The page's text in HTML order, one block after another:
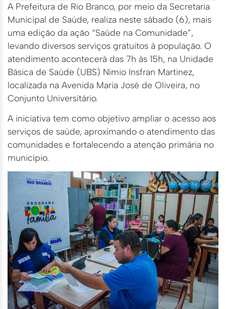
A Prefeitura de Rio Branco, por meio da Secretaria
Municipal de Saúde, realiza neste sábado (6), mais
uma edição da ação “Saúde na Comunidade”,
levando diversos serviços gratuitos à população. O
atendimento acontecerá das 7h às 15h, na Unidade
Básica de Saúde (UBS) Nímio Insfran Martinez,
localizada na Avenida Maria José de Oliveira, no
Conjunto Universitário.
A iniciativa tem como objetivo ampliar o acesso aos
serviços de saúde, aproximando o atendimento das
comunidades e fortalecendo a atenção primária no
município.